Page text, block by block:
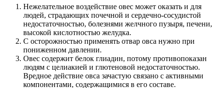
Нежелательное воздействие овес может оказать и для
людей, страдающих почечной и сердечно-сосудистой
недостаточностью, болезнями желчного пузыря, печени,
высокой кислотностью желудка.
С осторожностью применять отвар овса нужно при
пониженном давлении.
Овес содержит белок глиадин, потому противопоказан
людям с целиакией и глютеновой недостаточностью.
Вредное действие овса зачастую связано с активными
компонентами, содержащимися в его составе.